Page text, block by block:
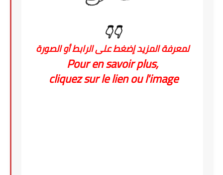
👇👇
لمعرفة المزيد إضغط على الرابط أو الصورة
Pour en savoir plus,
cliquez sur le lien ou l'image